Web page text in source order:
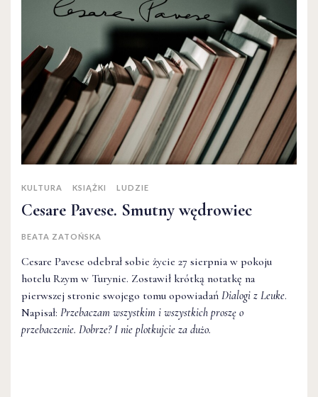
KULTURA KSIĄŻKI LUDZIE
Cesare Pavese. Smutny wędrowiec
BEATA ZATOŃSKA
Cesare Pavese odebrał sobie życie 27 sierpnia w pokoju
hotelu Rzym w Turynie. Zostawił krótką notatkę na
pierwszej stronie swojego tomu opowiadań Dialogi z Leuke.
Napisał: Przebaczam wszystkim i wszystkich proszę o
przebaczenie. Dobrze? I nie plotkujcie za dużo.